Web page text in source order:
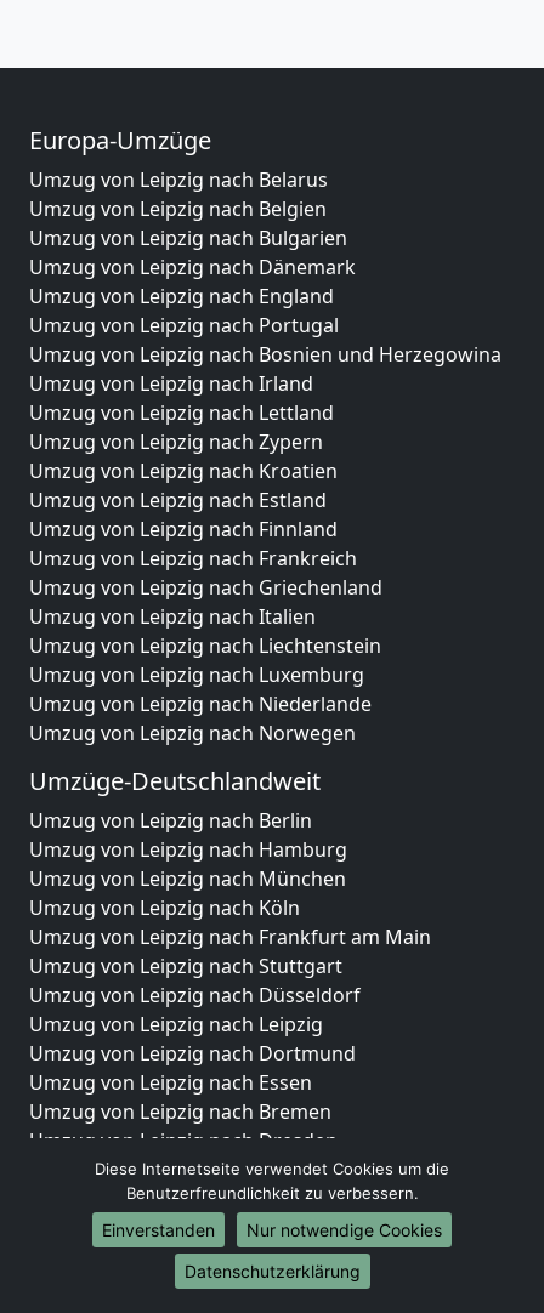
Europa-Umzüge
Umzug von Leipzig nach Belarus
Umzug von Leipzig nach Belgien
Umzug von Leipzig nach Bulgarien
Umzug von Leipzig nach Dänemark
Umzug von Leipzig nach England
Umzug von Leipzig nach Portugal
Umzug von Leipzig nach Bosnien und Herzegowina
Umzug von Leipzig nach Irland
Umzug von Leipzig nach Lettland
Umzug von Leipzig nach Zypern
Umzug von Leipzig nach Kroatien
Umzug von Leipzig nach Estland
Umzug von Leipzig nach Finnland
Umzug von Leipzig nach Frankreich
Umzug von Leipzig nach Griechenland
Umzug von Leipzig nach Italien
Umzug von Leipzig nach Liechtenstein
Umzug von Leipzig nach Luxemburg
Umzug von Leipzig nach Niederlande
Umzug von Leipzig nach Norwegen
Umzüge-Deutschlandweit
Umzug von Leipzig nach Berlin
Umzug von Leipzig nach Hamburg
Umzug von Leipzig nach München
Umzug von Leipzig nach Köln
Umzug von Leipzig nach Frankfurt am Main
Umzug von Leipzig nach Stuttgart
Umzug von Leipzig nach Düsseldorf
Umzug von Leipzig nach Leipzig
Umzug von Leipzig nach Dortmund
Umzug von Leipzig nach Essen
Umzug von Leipzig nach Bremen
Umzug von Leipzig nach Dresden
Umzug von Leipzig nach Hannover
Umzug von Leipzig nach Nürnberg
Umzug von Leipzig nach Duisburg
Umzug von Leipzig nach Bochum
Umzug von Leipzig nach Wuppertal
Diese Internetseite verwendet Cookies um die
Benutzerfreundlichkeit zu verbessern.
Einverstanden
Nur notwendige Cookies
Datenschutzerklärung